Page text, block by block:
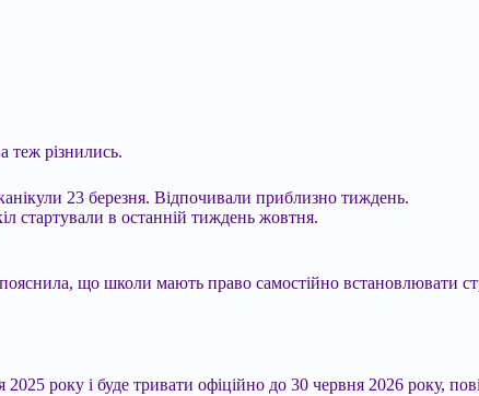
теж різнились.
23 березня. Відпочивали приблизно тиждень.
стартували в останній тиждень жовтня.
що школи мають право самостійно встановлювати
року і буде тривати офіційно до 30 червня 2026 року,